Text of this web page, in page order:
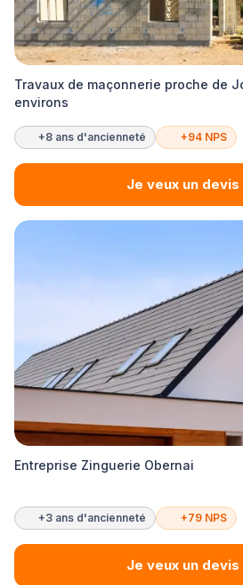
Travaux de maçonnerie proche de
environs
+8 ans d'ancienneté +94 NPS
Je veux un
Entreprise Zinguerie Obernai
+3 ans d'ancienneté +79 NPS
Je veux un